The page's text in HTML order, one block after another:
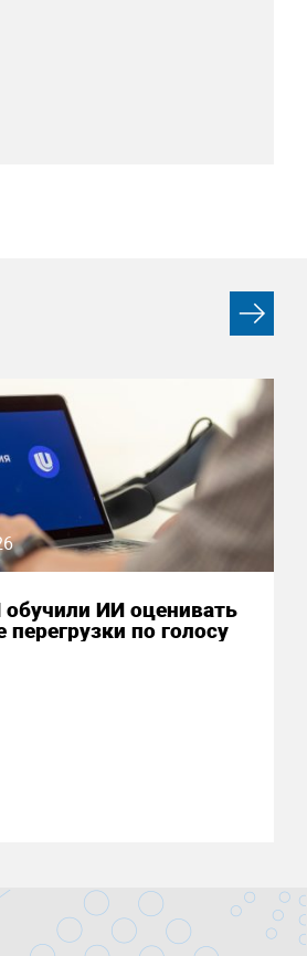
ИИ оценивать
перегрузки по голосу